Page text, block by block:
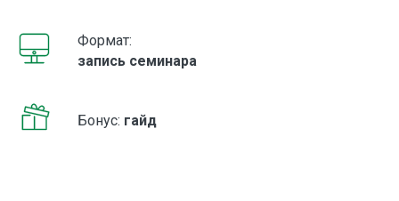
Формат:
запись семинара
Бонус: гайд